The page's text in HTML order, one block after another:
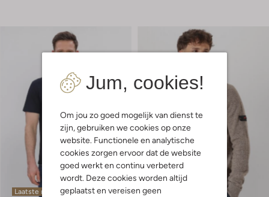
Jum, cookies!
Om jou zo goed mogelijk van dienst te
zijn, gebruiken we cookies op onze
website. Functionele en analytische
cookies zorgen ervoor dat de website
goed werkt en continu verbeterd
wordt. Deze cookies worden altijd
geplaatst en vereisen geen
Laatste maten
Laatste items